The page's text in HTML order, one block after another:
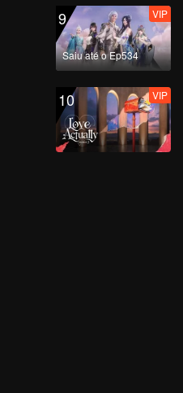
9
Saiu até o Ep534
VIP
10 VIP